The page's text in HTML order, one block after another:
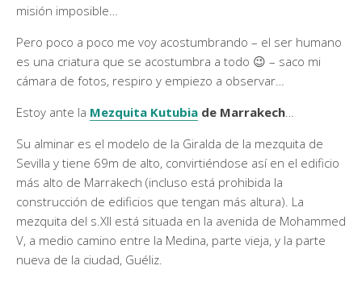
misión imposible…
Pero poco a poco me voy acostumbrando – el ser humano
es una criatura que se acostumbra a todo 😉 – saco mi
cámara de fotos, respiro y empiezo a observar…
Estoy ante la Mezquita Kutubia de Marrakech…
Su alminar es el modelo de la Giralda de la mezquita de
Sevilla y tiene 69m de alto, convirtiéndose así en el edificio
más alto de Marrakech (incluso está prohibida la
construcción de edificios que tengan más altura). La
mezquita del s.XII está situada en la avenida de Mohammed
V, a medio camino entre la Medina, parte vieja, y la parte
nueva de la ciudad, Guéliz.